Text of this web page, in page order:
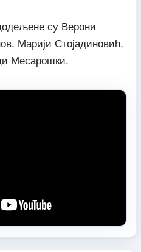
су Верони
Марији Стојадиновић,
Месарошки.